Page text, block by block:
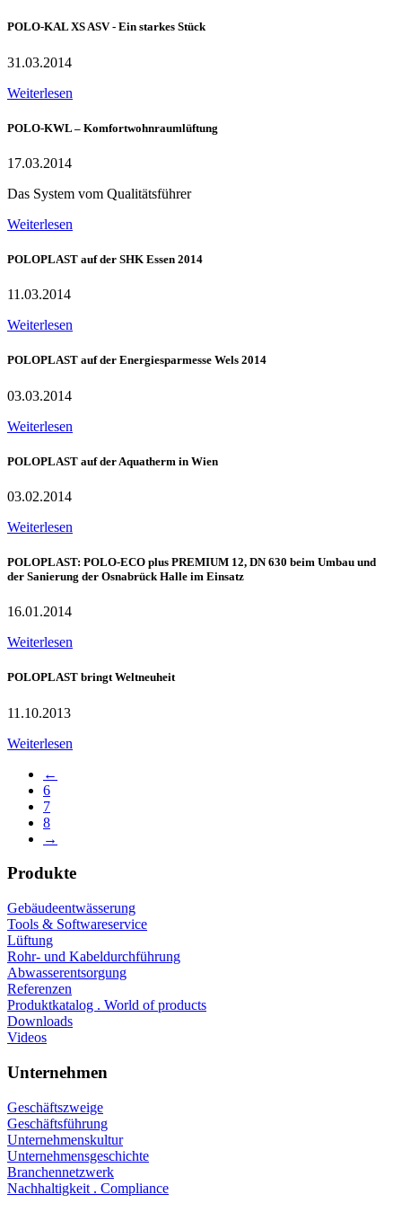
POLO-KAL XS ASV - Ein starkes Stück
31.03.2014
Weiterlesen
POLO-KWL – Komfortwohnraumlüftung
17.03.2014
Das System vom Qualitätsführer
Weiterlesen
POLOPLAST auf der SHK Essen 2014
11.03.2014
Weiterlesen
POLOPLAST auf der Energiesparmesse Wels 2014
03.03.2014
Weiterlesen
POLOPLAST auf der Aquatherm in Wien
03.02.2014
Weiterlesen
POLOPLAST: POLO-ECO plus PREMIUM 12, DN 630 beim Umbau und
der Sanierung der Osnabrück Halle im Einsatz
16.01.2014
Weiterlesen
POLOPLAST bringt Weltneuheit
11.10.2013
Weiterlesen
←
6
7
8
→
Produkte
Gebäudeentwässerung
Tools & Softwareservice
Lüftung
Rohr- und Kabeldurchführung
Abwasserentsorgung
Referenzen
Produktkatalog . World of products
Downloads
Videos
Unternehmen
Geschäftszweige
Geschäftsführung
Unternehmenskultur
Unternehmensgeschichte
Branchennetzwerk
Nachhaltigkeit . Compliance